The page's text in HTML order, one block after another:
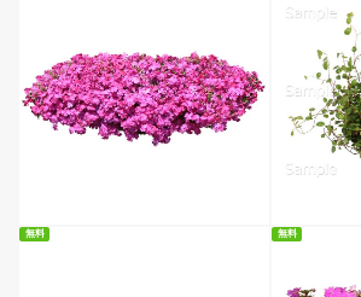
無料 無料